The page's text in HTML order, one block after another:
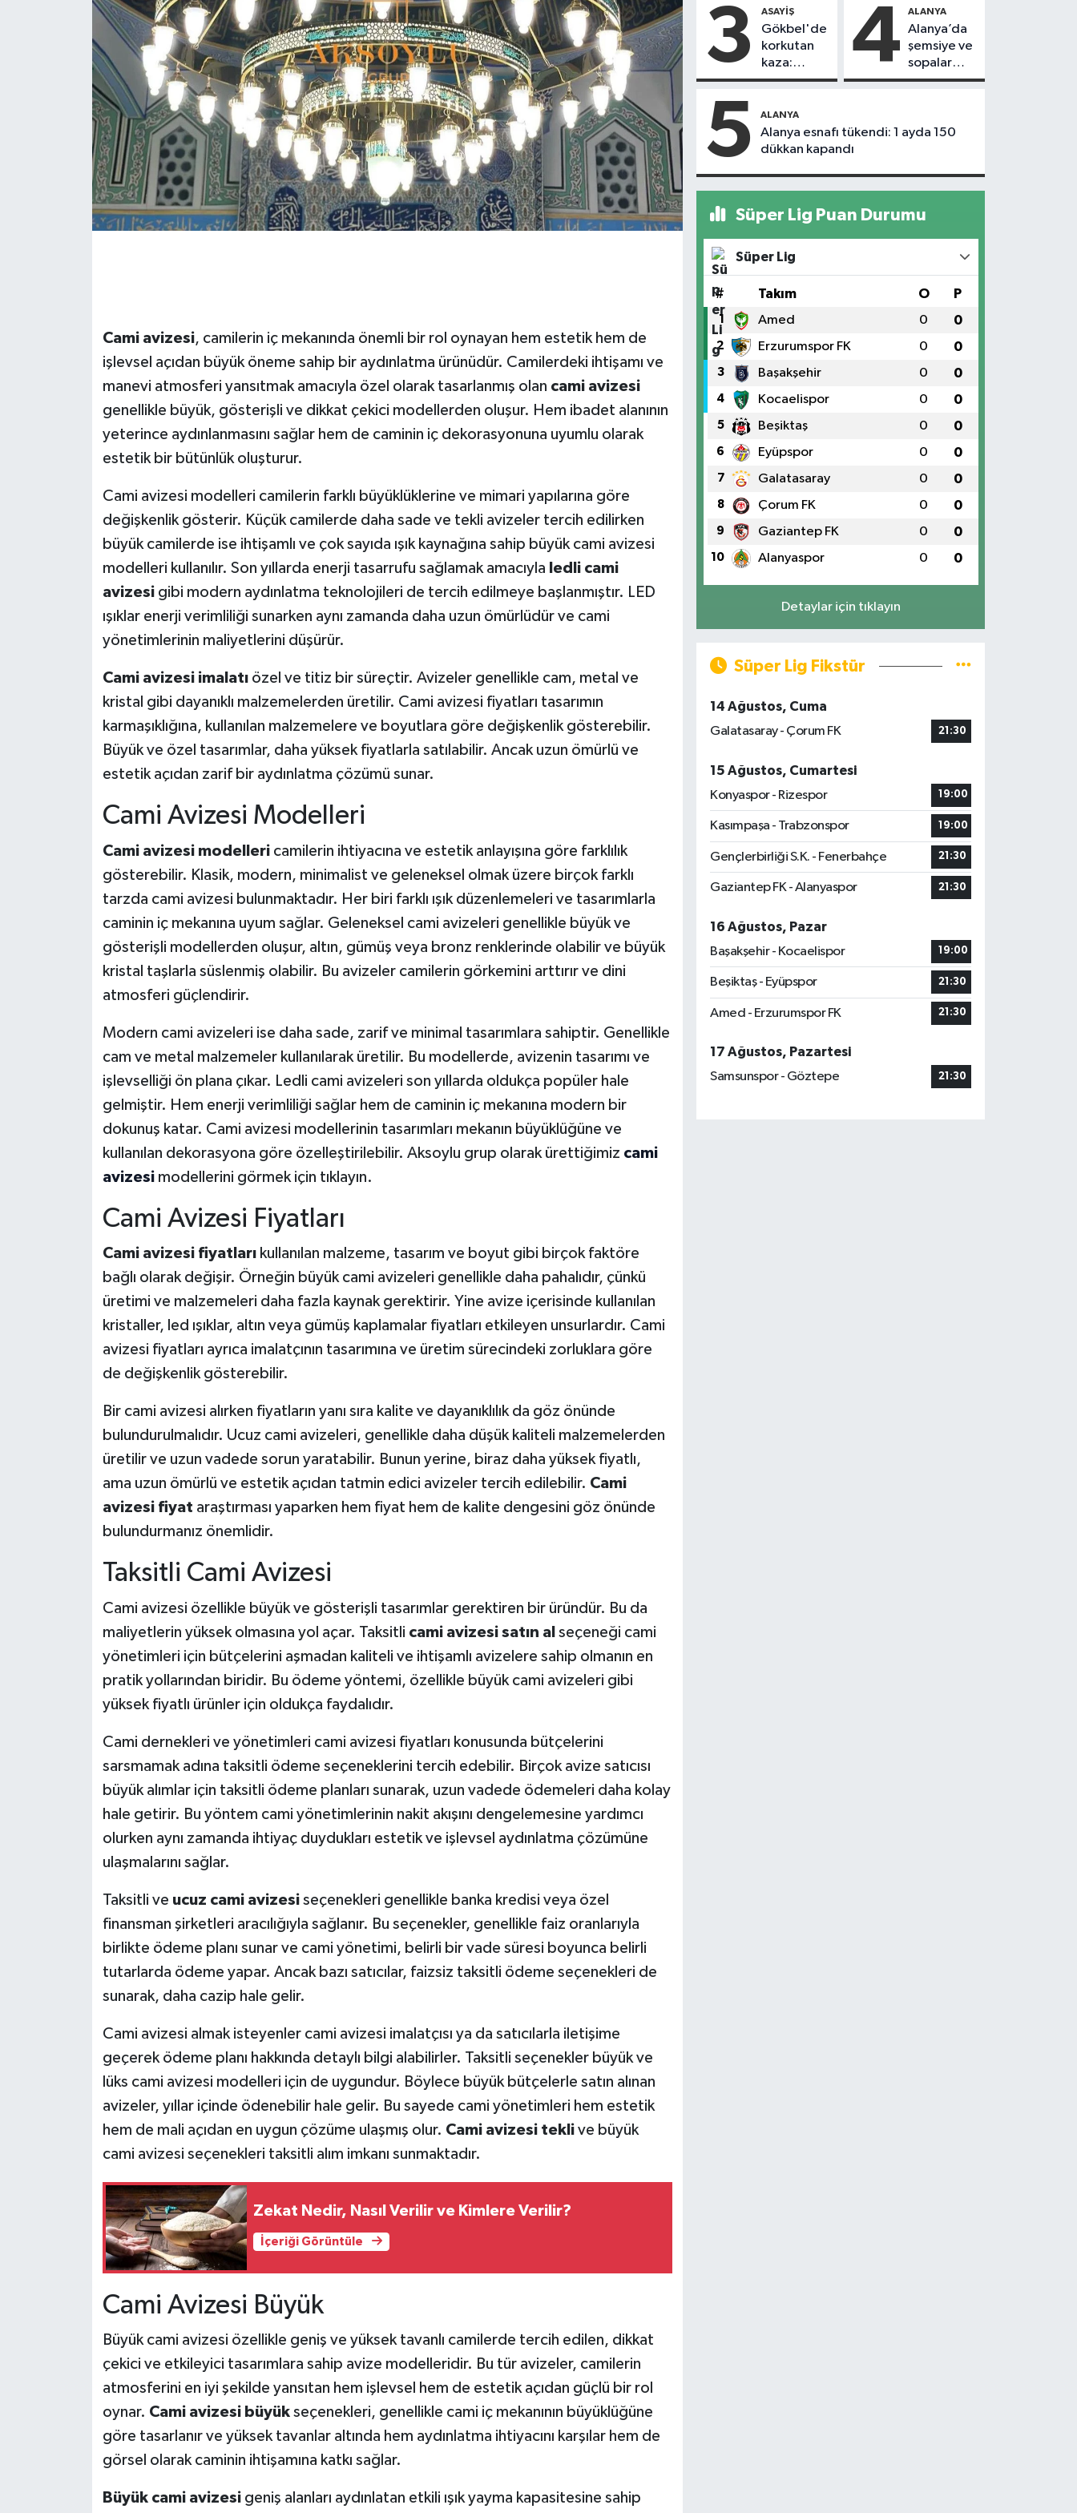
Cami avizesi, camilerin iç mekanında önemli bir rol oynayan hem estetik hem de
işlevsel açıdan büyük öneme sahip bir aydınlatma ürünüdür. Camilerdeki ihtişamı ve
manevi atmosferi yansıtmak amacıyla özel olarak tasarlanmış olan cami avizesi
genellikle büyük, gösterişli ve dikkat çekici modellerden oluşur. Hem ibadet alanının
yeterince aydınlanmasını sağlar hem de caminin iç dekorasyonuna uyumlu olarak
estetik bir bütünlük oluşturur.
Cami avizesi modelleri camilerin farklı büyüklüklerine ve mimari yapılarına göre
değişkenlik gösterir. Küçük camilerde daha sade ve tekli avizeler tercih edilirken
büyük camilerde ise ihtişamlı ve çok sayıda ışık kaynağına sahip büyük cami avizesi
modelleri kullanılır. Son yıllarda enerji tasarrufu sağlamak amacıyla ledli cami
avizesigibi modern aydınlatma teknolojileri de tercih edilmeye başlanmıştır. LED
ışıklar enerji verimliliği sunarken aynı zamanda daha uzun ömürlüdür ve cami
yönetimlerinin maliyetlerini düşürür.
Cami avizesi imalatıözel ve titiz bir süreçtir. Avizeler genellikle cam, metal ve
kristal gibi dayanıklı malzemelerden üretilir. Cami avizesi fiyatları tasarımın
karmaşıklığına, kullanılan malzemelere ve boyutlara göre değişkenlik gösterebilir.
Büyük ve özel tasarımlar, daha yüksek fiyatlarla satılabilir. Ancak uzun ömürlü ve
estetik açıdan zarif bir aydınlatma çözümü sunar.
Cami Avizesi Modelleri
Cami avizesi modellericamilerin ihtiyacına ve estetik anlayışına göre farklılık
gösterebilir. Klasik, modern, minimalist ve geleneksel olmak üzere birçok farklı
tarzda cami avizesi bulunmaktadır. Her biri farklı ışık düzenlemeleri ve tasarımlarla
caminin iç mekanına uyum sağlar. Geleneksel cami avizeleri genellikle büyük ve
gösterişli modellerden oluşur, altın, gümüş veya bronz renklerinde olabilir ve büyük
kristal taşlarla süslenmiş olabilir. Bu avizeler camilerin görkemini arttırır ve dini
atmosferi güçlendirir.
Modern cami avizeleri ise daha sade, zarif ve minimal tasarımlara sahiptir. Genellikle
cam ve metal malzemeler kullanılarak üretilir. Bu modellerde, avizenin tasarımı ve
işlevselliği ön plana çıkar. Ledli cami avizeleri son yıllarda oldukça popüler hale
gelmiştir. Hem enerji verimliliği sağlar hem de caminin iç mekanına modern bir
dokunuş katar. Cami avizesi modellerinin tasarımları mekanın büyüklüğüne ve
kullanılan dekorasyona göre özelleştirilebilir. Aksoylu grup olarak ürettiğimiz cami
avizesimodellerini görmek için tıklayın.
Cami Avizesi Fiyatları
Cami avizesi fiyatlarıkullanılan malzeme, tasarım ve boyut gibi birçok faktöre
bağlı olarak değişir. Örneğin büyük cami avizeleri genellikle daha pahalıdır, çünkü
üretimi ve malzemeleri daha fazla kaynak gerektirir. Yine avize içerisinde kullanılan
kristaller, led ışıklar, altın veya gümüş kaplamalar fiyatları etkileyen unsurlardır. Cami
avizesi fiyatları ayrıca imalatçının tasarımına ve üretim sürecindeki zorluklara göre
de değişkenlik gösterebilir.
Bir cami avizesi alırken fiyatların yanı sıra kalite ve dayanıklılık da göz önünde
bulundurulmalıdır. Ucuz cami avizeleri, genellikle daha düşük kaliteli malzemelerden
üretilir ve uzun vadede sorun yaratabilir. Bunun yerine, biraz daha yüksek fiyatlı,
ama uzun ömürlü ve estetik açıdan tatmin edici avizeler tercih edilebilir. Cami
avizesi fiyat araştırması yaparken hem fiyat hem de kalite dengesini göz önünde
bulundurmanız önemlidir.
Taksitli Cami Avizesi
Cami avizesi özellikle büyük ve gösterişli tasarımlar gerektiren bir üründür. Bu da
maliyetlerin yüksek olmasına yol açar. Taksitli cami avizesi satın al seçeneği cami
yönetimleri için bütçelerini aşmadan kaliteli ve ihtişamlı avizelere sahip olmanın en
pratik yollarından biridir. Bu ödeme yöntemi, özellikle büyük cami avizeleri gibi
yüksek fiyatlı ürünler için oldukça faydalıdır.
Cami dernekleri ve yönetimleri cami avizesi fiyatları konusunda bütçelerini
sarsmamak adına taksitli ödeme seçeneklerini tercih edebilir. Birçok avize satıcısı
büyük alımlar için taksitli ödeme planları sunarak, uzun vadede ödemeleri daha kolay
hale getirir. Bu yöntem cami yönetimlerinin nakit akışını dengelemesine yardımcı
olurken aynı zamanda ihtiyaç duydukları estetik ve işlevsel aydınlatma çözümüne
ulaşmalarını sağlar.
Taksitli ve ucuz cami avizesiseçenekleri genellikle banka kredisi veya özel
finansman şirketleri aracılığıyla sağlanır. Bu seçenekler, genellikle faiz oranlarıyla
birlikte ödeme planı sunar ve cami yönetimi, belirli bir vade süresi boyunca belirli
tutarlarda ödeme yapar. Ancak bazı satıcılar, faizsiz taksitli ödeme seçenekleri de
sunarak, daha cazip hale gelir.
Cami avizesi almak isteyenler cami avizesi imalatçısı ya da satıcılarla iletişime
geçerek ödeme planı hakkında detaylı bilgi alabilirler. Taksitli seçenekler büyük ve
lüks cami avizesi modelleri için de uygundur. Böylece büyük bütçelerle satın alınan
avizeler, yıllar içinde ödenebilir hale gelir. Bu sayede cami yönetimleri hem estetik
hem de mali açıdan en uygun çözüme ulaşmış olur. Cami avizesi teklive büyük
cami avizesi seçenekleri taksitli alım imkanı sunmaktadır.
Zekat Nedir, Nasıl Verilir ve Kimlere Verilir?
İçeriği Görüntüle
Cami Avizesi Büyük
Büyük cami avizesi özellikle geniş ve yüksek tavanlı camilerde tercih edilen, dikkat
çekici ve etkileyici tasarımlara sahip avize modelleridir. Bu tür avizeler, camilerin
atmosferini en iyi şekilde yansıtan hem işlevsel hem de estetik açıdan güçlü bir rol
oynar. Cami avizesi büyükseçenekleri, genellikle cami iç mekanının büyüklüğüne
göre tasarlanır ve yüksek tavanlar altında hem aydınlatma ihtiyacını karşılar hem de
görsel olarak caminin ihtişamına katkı sağlar.
Büyük cami avizesigeniş alanları aydınlatan etkili ışık yayma kapasitesine sahip
3 ASAYIŞ
Gökbel'de
korkutan
kaza:
Başkanın
motosiklet
çarptı
4 ALANYA
Alanya’da
şemsiye ve
sopalar
havada
5 ALANYA
Alanya esnafı tükendi: 1 ayda 150
dükkan kapandı
Süper Lig Puan Durumu
Süper Lig
# Takım O P
1 Amed 0 0
2 Erzurumspor FK 0 0
3 Başakşehir 0 0
4 Kocaelispor 0 0
5 Beşiktaş 0 0
6 Eyüpspor 0 0
7 Galatasaray 0 0
8 Çorum FK 0 0
9 Gaziantep FK 0 0
10 Alanyaspor 0 0
Detaylar için tıklayın
Süper Lig Fikstür
14 Ağustos, Cuma
Galatasaray - Çorum FK
21:30
15 Ağustos, Cumartesi
Konyaspor - Rizespor
19:00
Kasımpaşa - Trabzonspor 19:00
Gençlerbirliği S.K. - Fenerbahçe 21:30
Gaziantep FK - Alanyaspor 21:30
16 Ağustos, Pazar
Başakşehir - Kocaelispor
19:00
Beşiktaş - Eyüpspor 21:30
Amed - Erzurumspor FK 21:30
17 Ağustos, Pazartesi
Samsunspor - Göztepe
21:30